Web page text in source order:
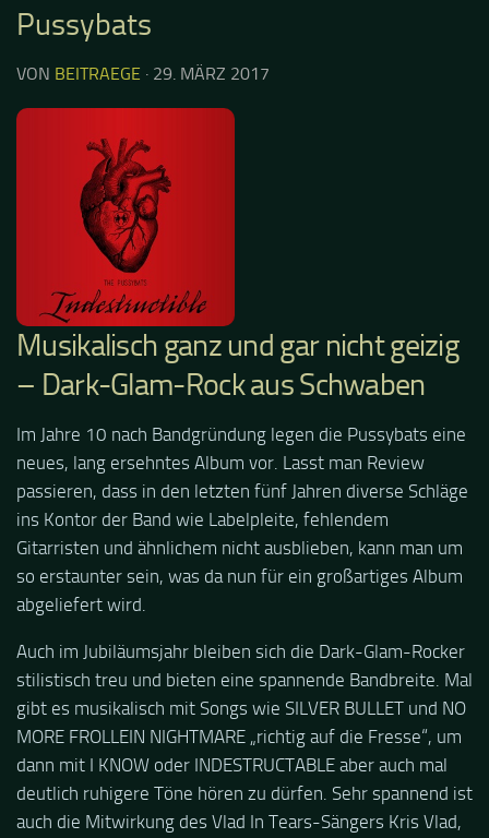
Pussybats
VON BEITRAEGE · 29. MÄRZ 2017
Musikalisch ganz und gar nicht geizig
– Dark-Glam-Rock aus Schwaben
Im Jahre 10 nach Bandgründung legen die Pussybats eine
neues, lang ersehntes Album vor. Lasst man Review
passieren, dass in den letzten fünf Jahren diverse Schläge
ins Kontor der Band wie Labelpleite, fehlendem
Gitarristen und ähnlichem nicht ausblieben, kann man um
so erstaunter sein, was da nun für ein großartiges Album
abgeliefert wird.
Auch im Jubiläumsjahr bleiben sich die Dark-Glam-Rocker
stilistisch treu und bieten eine spannende Bandbreite. Mal
gibt es musikalisch mit Songs wie SILVER BULLET und NO
MORE FROLLEIN NIGHTMARE „richtig auf die Fresse“, um
dann mit I KNOW oder INDESTRUCTABLE aber auch mal
deutlich ruhigere Töne hören zu dürfen. Sehr spannend ist
auch die Mitwirkung des Vlad In Tears-Sängers Kris Vlad,